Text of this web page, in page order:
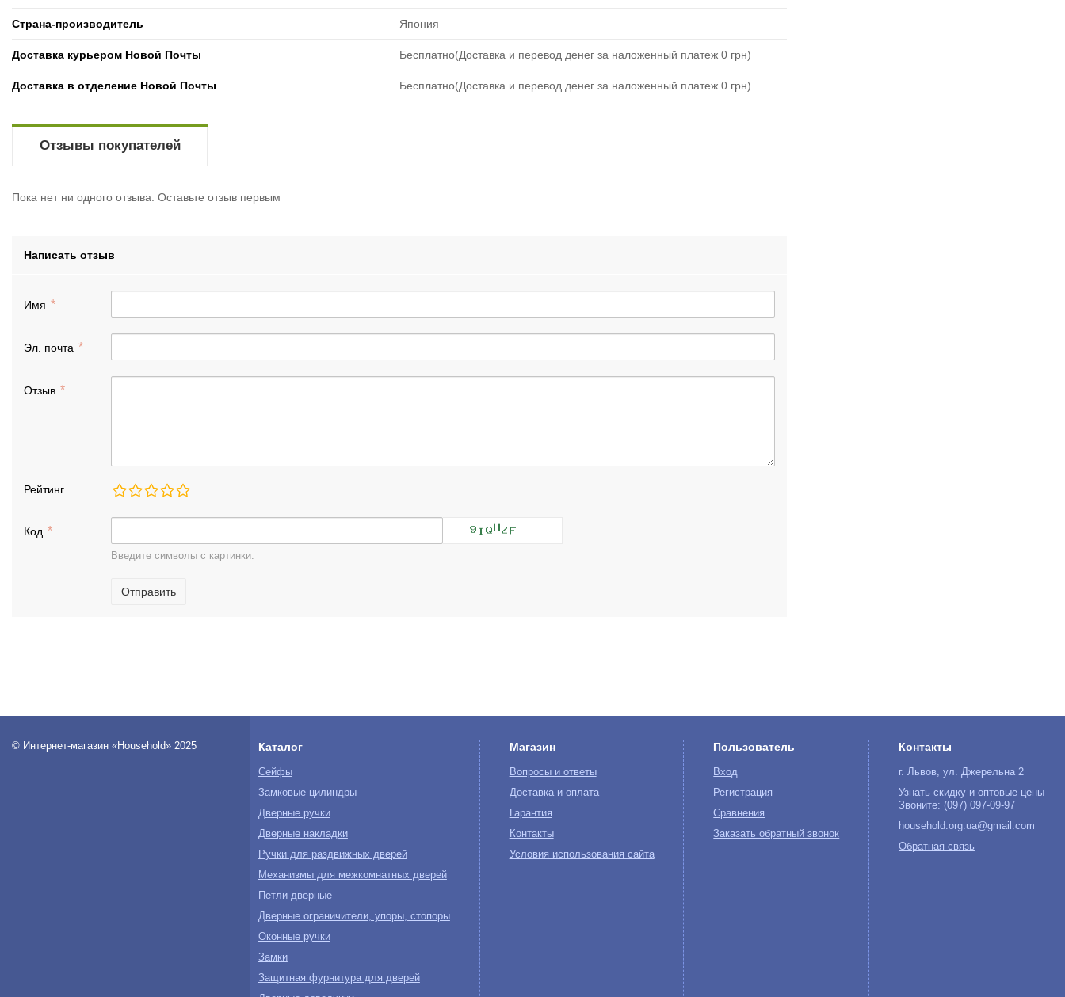
Страна-производитель Япония
Доставка курьером Новой Почты Бесплатно(Доставка и перевод денег за наложенный платеж 0 грн)
Доставка в отделение Новой Почты Бесплатно(Доставка и перевод денег за наложенный платеж 0 грн)
Отзывы покупателей
Пока нет ни одного отзыва. Оставьте отзыв первым
Написать отзыв
Имя
Эл. почта
Отзыв
Рейтинг
Код
Введите символы с картинки.
Отправить
© Интернет-магазин «Household» 2025 Каталог
Сейфы
Замковые цилиндры
Дверные ручки
Дверные накладки
Ручки для раздвижных дверей
Механизмы для межкомнатных дверей
Петли дверные
Дверные ограничители, упоры, стопоры
Оконные ручки
Замки
Защитная фурнитура для дверей
Магазин
Вопросы и ответы
Доставка и оплата
Гарантия
Контакты
Условия использования сайта
Пользователь
Вход
Регистрация
Сравнения
Заказать обратный звонок
Контакты
г. Львов, ул. Джерельна 2
Узнать скидку и оптовые цены
Звоните: (097) 097-09-97
household.org.ua@gmail.com
Обратная связь